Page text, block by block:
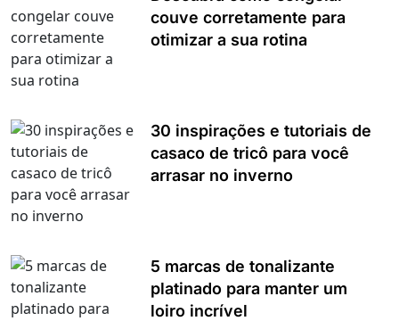
couve corretamente para
otimizar a sua rotina
30 inspirações e tutoriais de
casaco de tricô para você
arrasar no inverno
5 marcas de tonalizante
platinado para manter um
loiro incrível